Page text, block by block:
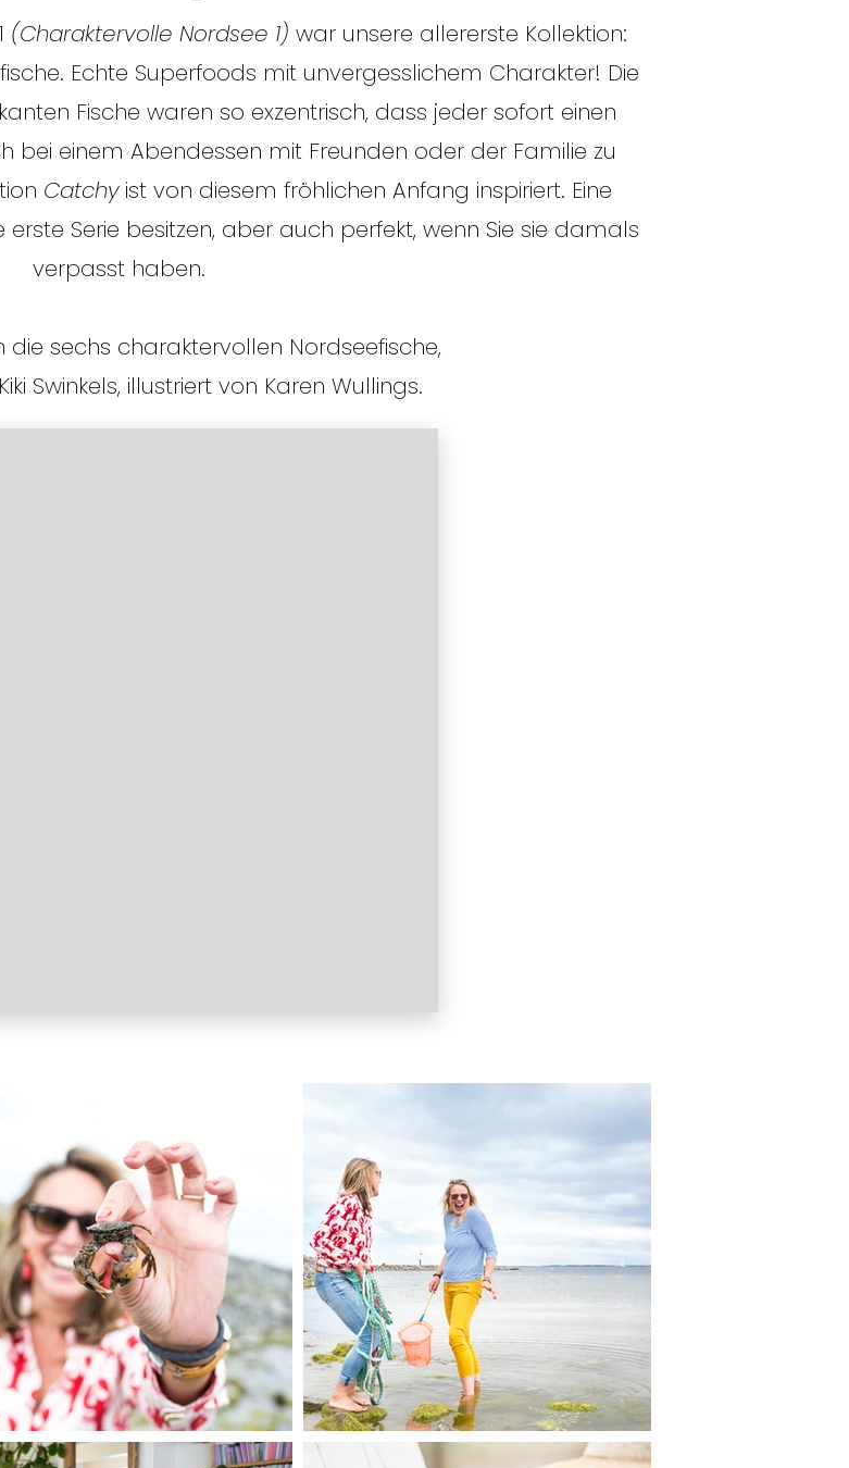
(Charaktervolle Nordsee 1) war unsere allererste Kollektion:
Echte Superfoods mit unvergesslichem Charakter! Die
Fische waren so exzentrisch, dass jeder sofort einen
bei einem Abendessen mit Freunden oder der Familie zu
Catchyist von diesem fröhlichen Anfang inspiriert. Eine
Serie besitzen, aber auch perfekt, wenn Sie sie damals
verpasst haben.
die sechs charaktervollen Nordseefische,
Swinkels, illustriert von Karen Wullings.